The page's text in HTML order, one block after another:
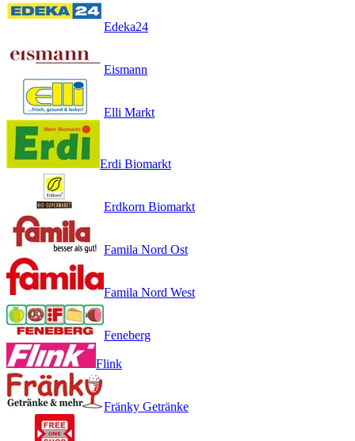
Edeka24
Eismann
Elli Markt
Erdi Biomarkt
Erdkorn Biomarkt
Famila Nord Ost
Famila Nord West
Feneberg
Flink
Fränky Getränke